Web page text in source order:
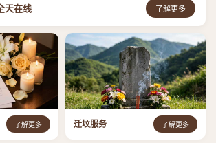
天在线 了解更多
了解更多 迁坟服务 了解更多